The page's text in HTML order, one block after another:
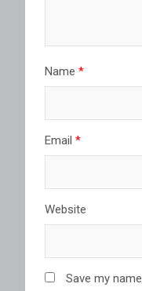
Name *
Email *
Website
Save my